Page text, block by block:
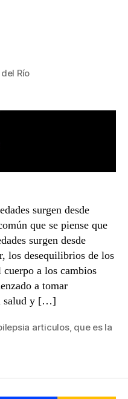
Río
surgen desde
que se piense que
surgen desde
los desequilibrios de los
a los cambios
a tomar
salud y […]
articulos, que es la